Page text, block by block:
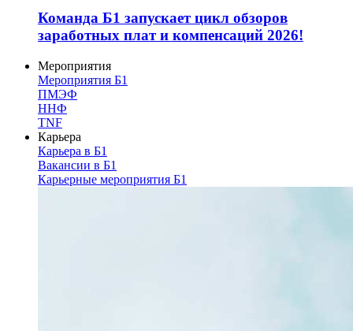
Команда Б1 запускает цикл обзоров
заработных плат и компенсаций 2026!
Мероприятия
Мероприятия Б1
ПМЭФ
ННФ
TNF
Карьера
Карьера в Б1
Вакансии в Б1
Карьерные мероприятия Б1